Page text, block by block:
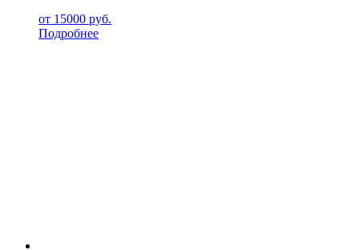
от 15000 руб.
Подробнее